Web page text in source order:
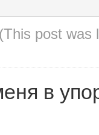
(This post was
в